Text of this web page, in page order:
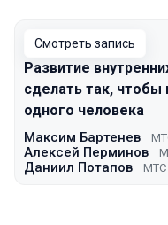
Смотреть запись
Развитие
сделать так,
одного человека
Максим Бартенев
Алексей Перминов
Даниил Потапов МТС